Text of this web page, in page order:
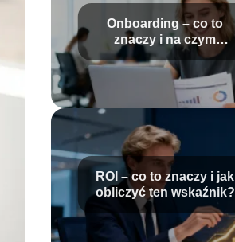
Onboarding – co to
znaczy i na czym
polega?
ROI – co to znaczy i jak
obliczyć ten wskaźnik?